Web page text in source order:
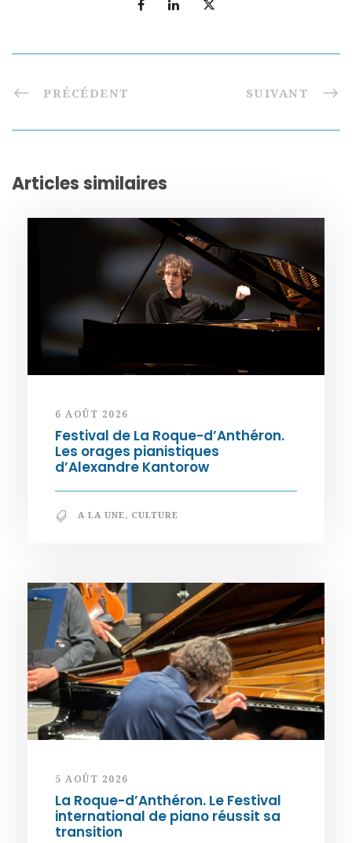
PRÉCÉDENT SUIVANT
Articles similaires
6 AOÛT 2026
Festival de La Roque-d’Anthéron.
Les orages pianistiques
d’Alexandre Kantorow
A LA UNE, CULTURE
5 AOÛT 2026
La Roque-d’Anthéron. Le Festival
international de piano réussit sa
transition